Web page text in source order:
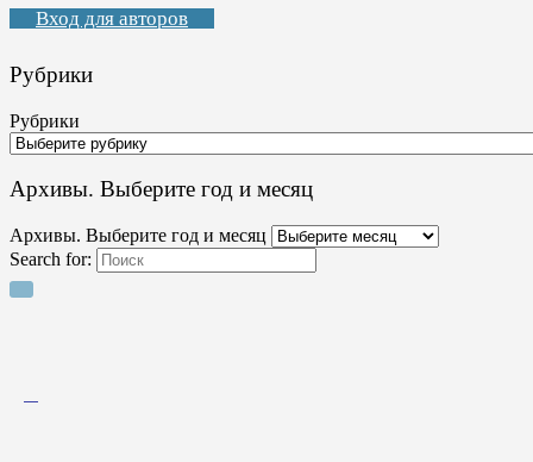
Вход для авторов
Рубрики
Рубрики
Архивы. Выберите год и месяц
Архивы. Выберите год и месяц
Search for: